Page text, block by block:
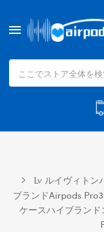
Lv ルイヴィト
ブランドairpods
ケースハイブラン